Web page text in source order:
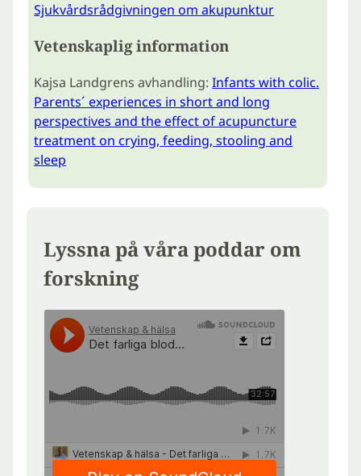
Sjukvårdsrådgivningen om akupunktur
Vetenskaplig information
Kajsa Landgrens avhandling:Infants with colic.
Parents´ experiences in short and long
perspectives and the effect of acupuncture
treatment on crying, feeding, stooling and
sleep
Lyssna på våra poddar om
forskning